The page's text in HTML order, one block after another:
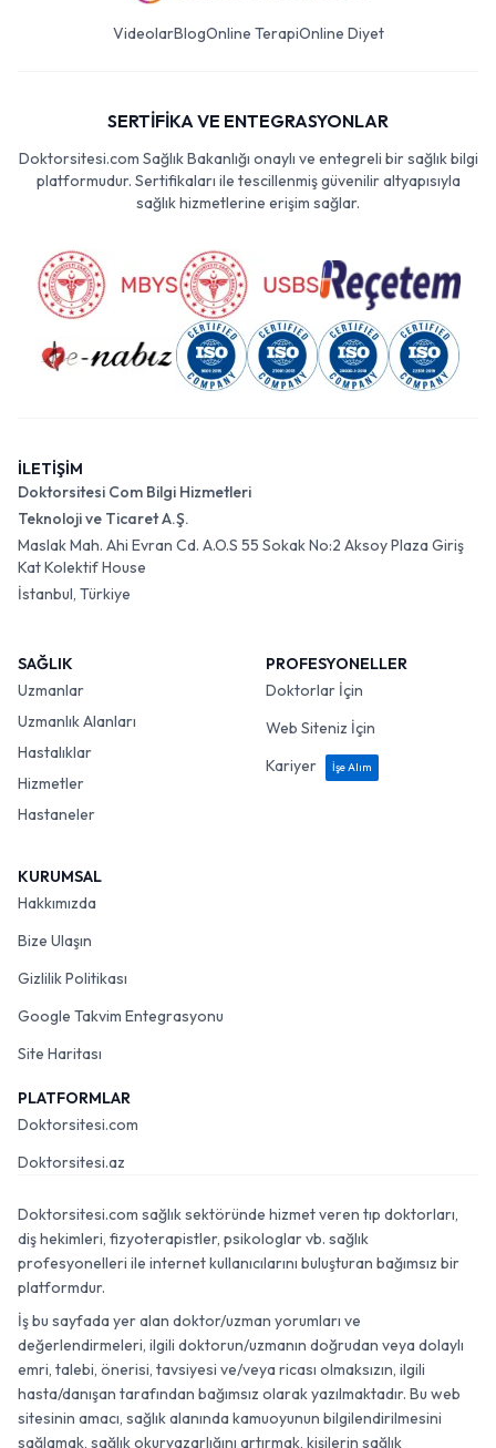
VideolarBlogOnline TerapiOnline Diyet
SERTİFİKA VE ENTEGRASYONLAR
Doktorsitesi.com Sağlık Bakanlığı onaylı ve entegreli bir sağlık bilgi
platformudur. Sertifikaları ile tescillenmiş güvenilir altyapısıyla
sağlık hizmetlerine erişim sağlar.
İLETİŞİM
Doktorsitesi Com Bilgi Hizmetleri
Teknoloji ve Ticaret A.Ş.
Maslak Mah. Ahi Evran Cd. A.O.S 55 Sokak No:2 Aksoy Plaza Giriş
Kat Kolektif House
İstanbul, Türkiye
SAĞLIK
Uzmanlar
Uzmanlık Alanları
Hastalıklar
Hizmetler
Hastaneler
PROFESYONELLER
Doktorlar İçin
Web Siteniz İçin
Kariyer
İşe Alım
KURUMSAL
Hakkımızda
Bize Ulaşın
Gizlilik Politikası
Google Takvim Entegrasyonu
Site Haritası
PLATFORMLAR
Doktorsitesi.com
Doktorsitesi.az
Doktorsitesi.com sağlık sektöründe hizmet veren tıp doktorları,
diş hekimleri, fizyoterapistler, psikologlar vb. sağlık
profesyonelleri ile internet kullanıcılarını buluşturan bağımsız bir
platformdur.
İş bu sayfada yer alan doktor/uzman yorumları ve
değerlendirmeleri, ilgili doktorun/uzmanın doğrudan veya dolaylı
emri, talebi, önerisi, tavsiyesi ve/veya ricası olmaksızın, ilgili
hasta/danışan tarafından bağımsız olarak yazılmaktadır. Bu web
sitesinin amacı, sağlık alanında kamuoyunun bilgilendirilmesini
sağlamak, sağlık okuryazarlığını artırmak, kişilerin sağlık